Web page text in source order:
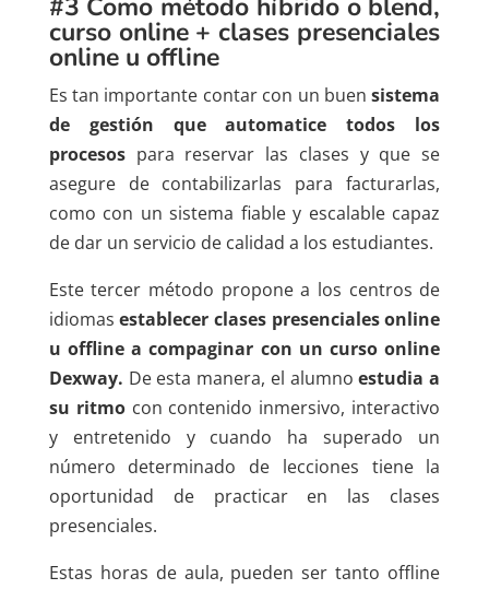
curso online + clases presenciales
online u offline
Es tan importante contar con un buensistema
de gestión que automatice todos los
procesospara reservar las clases y que se
asegure de contabilizarlas para facturarlas,
como con un sistema fiable y escalable capaz
de dar un servicio de calidad a los estudiantes.
Este tercer método propone a los centros de
idiomasestablecer clases presenciales online
u offline a compaginar con un curso online
Dexway. De esta manera, el alumnoestudia a
su ritmocon contenido inmersivo, interactivo
y entretenido y cuando ha superado un
número determinado de lecciones tiene la
oportunidad de practicar en las clases
presenciales.
Estas horas de aula, pueden ser tanto offline